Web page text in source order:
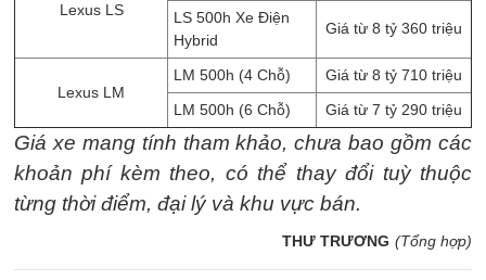
Lexus LS
LS 500h Xe Điện
Hybrid
Giá từ 8 tỷ 360 triệu
Lexus LM
LM 500h (4 Chỗ)
Giá từ 8 tỷ 710 triệu
LM 500h (6 Chỗ)
Giá từ 7 tỷ 290 triệu
Giá xe mang tính tham khảo, chưa bao gồm các
khoản phí kèm theo, có thể thay đổi tuỳ thuộc
từng thời điểm, đại lý và khu vực bán.
THƯ TRƯƠNG (Tổng hợp)